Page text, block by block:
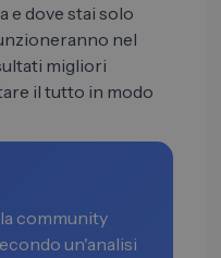
e dove stai solo
nel
migliori
il tutto in modo
community
un'analisi